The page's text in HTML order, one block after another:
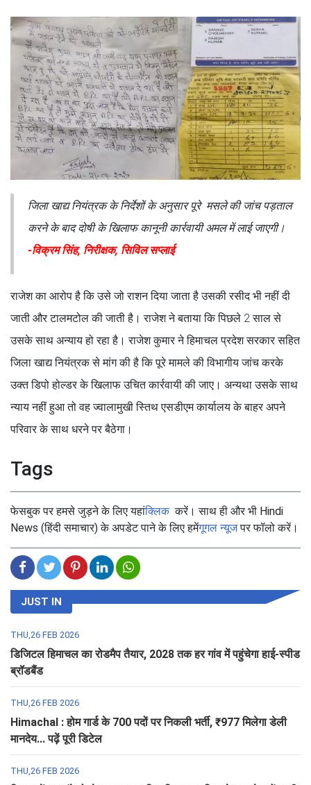
जिला खाद्य नियंत्रक के निर्देशों के अनुसार पूरे मसले की जांच पड़ताल
करने के बाद दोषी के खिलाफ कानूनी कार्रवायी अमल में लाई जाएगी।
-विक्रम सिंह, निरीक्षक, सिविल सप्लाई
राजेश का आरोप है कि उसे जो राशन दिया जाता है उसकी रसीद भी नहीं दी
जाती और टालमटोल की जाती है। राजेश ने बताया कि पिछले 2 साल से
उसके साथ अन्याय हो रहा है। राजेश कुमार ने हिमाचल प्रदेश सरकार सहित
जिला खाद्य नियंत्रक से मांग की है कि पूरे मामले की विभागीय जांच करके
उक्त डिपो होल्डर के खिलाफ उचित कार्रवायी की जाए। अन्यथा उसके साथ
न्याय नहीं हुआ तो वह ज्वालामुखी स्तिथ एसडीएम कार्यालय के बाहर अपने
परिवार के साथ धरने पर बैठेगा।
Tags
फेसबुक पर हमसे जुड़ने के लिए यहांक्लिककरें। साथ ही और भी Hindi
News (हिंदी समाचार) के अपडेट पाने के लिए हमेंगूगल न्यूजपर फॉलो करें।
JUST IN
THU,26 FEB 2026
डिजिटल हिमाचल का रोडमैप तैयार, 2028 तक हर गांव में पहुंचेगा हाई-स्पीड
ब्रॉडबैंड
THU,26 FEB 2026
Himachal : होम गार्ड के 700 पदों पर निकली भर्ती, ₹977 मिलेगा डेली
मानदेय... पढ़ें पूरी डिटेल
THU,26 FEB 2026